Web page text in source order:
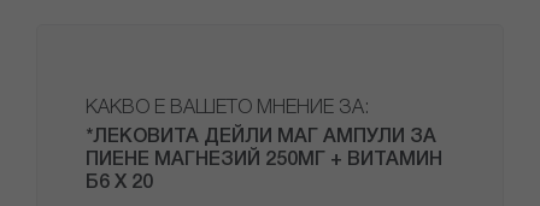
КАКВО Е ВАШЕТО МНЕНИЕ ЗА:
*ЛЕКОВИТА ДЕЙЛИ МАГ АМПУЛИ ЗА
ПИЕНЕ МАГНЕЗИЙ 250МГ + ВИТАМИН
Б6 Х 20